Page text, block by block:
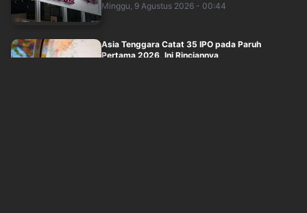
Minggu, 9 Agustus 2026 - 00:44
Asia Tenggara Catat 35 IPO pada Paruh
Pertama 2026, Ini Rinciannya